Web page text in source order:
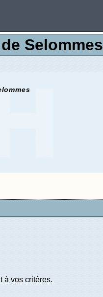
de Selommes
à vos critères.